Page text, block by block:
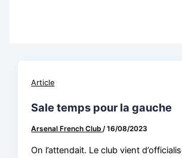
Article
Sale temps pour la gauche
Arsenal French Club/16/08/2023
On l’attendait. Le club vient